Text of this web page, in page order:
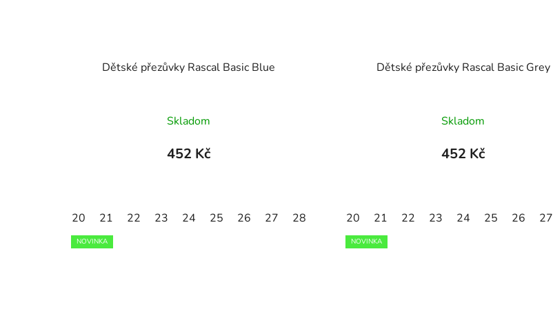
Dětské přezůvky Rascal Basic Blue
Skladom
452 Kč
20 21 22 23 24 25 26 27 28 30 31 32 33 34 35
Dětské přezůvky Rascal Basic Grey
Skladom
452 Kč
20 21 22 23 24 25 26 27
NOVINKA NOVINKA